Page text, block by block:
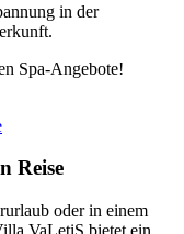
in der
Spa-Angebote!
Reise
oder in einem
VaLetiS bietet ein